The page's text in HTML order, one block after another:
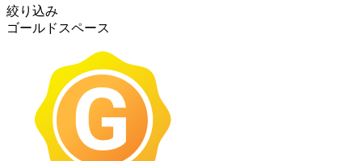
絞り込み
ゴールドスペース